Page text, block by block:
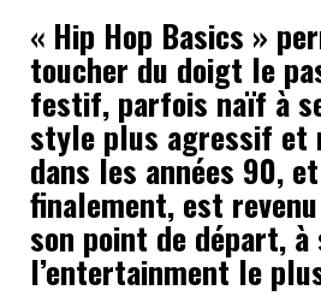
« Hip Hop Basics »
toucher du doigt le
festif, parfois naïf à
style plus agressif et
dans les années 90,
finalement, est
son point de départ, à
l’entertainment le